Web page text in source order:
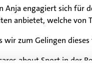
Anja engagiert sich für
anbietet, welche von
wir zum Gelingen
about Sport in der